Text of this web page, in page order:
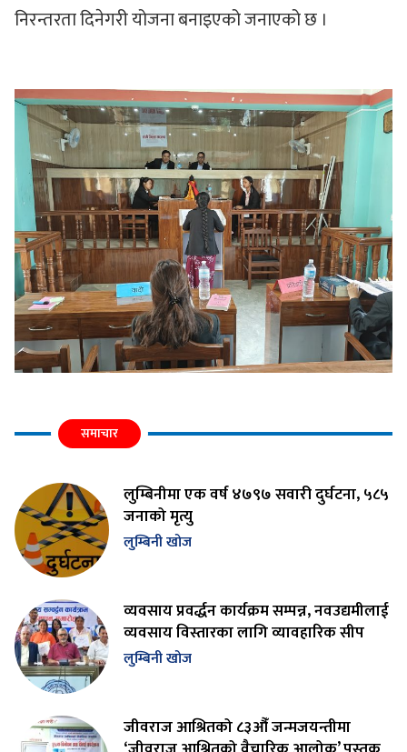
निरन्तरता दिनेगरी योजना बनाइएको जनाएको छ ।
समाचार
लुम्बिनीमा एक वर्ष ४७९७ सवारी दुर्घटना, ५८५
जनाको मृत्यु
लुम्बिनी खोज
व्यवसाय प्रवर्द्धन कार्यक्रम सम्पन्न, नवउद्यमीलाई
व्यवसाय विस्तारका लागि व्यावहारिक सीप
लुम्बिनी खोज
जीवराज आश्रितको ८३औँ जन्मजयन्तीमा